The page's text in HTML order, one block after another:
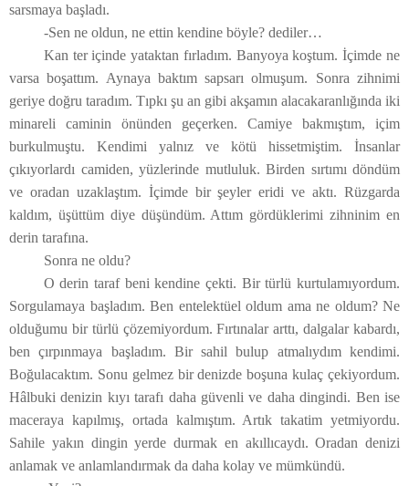
sarsmaya başladı.
-Sen ne oldun, ne ettin kendine böyle? dediler…
Kan ter içinde yataktan fırladım. Banyoya koştum. İçimde ne
varsa boşattım. Aynaya baktım sapsarı olmuşum. Sonra zihnimi
geriye doğru taradım. Tıpkı şu an gibi akşamın alacakaranlığında iki
minareli caminin önünden geçerken. Camiye bakmıştım, içim
burkulmuştu. Kendimi yalnız ve kötü hissetmiştim. İnsanlar
çıkıyorlardı camiden, yüzlerinde mutluluk. Birden sırtımı döndüm
ve oradan uzaklaştım. İçimde bir şeyler eridi ve aktı. Rüzgarda
kaldım, üşüttüm diye düşündüm. Attım gördüklerimi zihninim en
derin tarafına.
Sonra ne oldu?
O derin taraf beni kendine çekti. Bir türlü kurtulamıyordum.
Sorgulamaya başladım. Ben entelektüel oldum ama ne oldum? Ne
olduğumu bir türlü çözemiyordum. Fırtınalar arttı, dalgalar kabardı,
ben çırpınmaya başladım. Bir sahil bulup atmalıydım kendimi.
Boğulacaktım. Sonu gelmez bir denizde boşuna kulaç çekiyordum.
Hâlbuki denizin kıyı tarafı daha güvenli ve daha dingindi. Ben ise
maceraya kapılmış, ortada kalmıştım. Artık takatim yetmiyordu.
Sahile yakın dingin yerde durmak en akıllıcaydı. Oradan denizi
anlamak ve anlamlandırmak da daha kolay ve mümkündü.